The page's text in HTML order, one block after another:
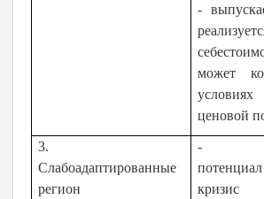
-
может
ценовой
3.
Слабоадаптированные
регион
-